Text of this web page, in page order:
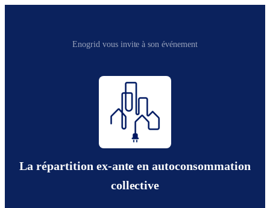
Enogrid vous invite à son événement
La répartition ex-ante en autoconsommation
collective